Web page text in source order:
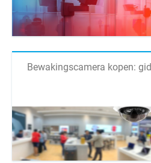
Bewakingscamera kopen: